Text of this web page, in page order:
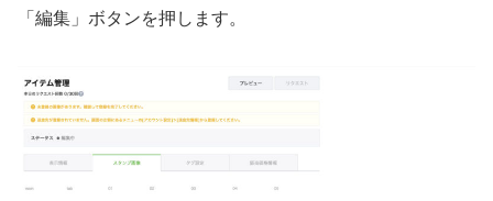
「編集」ボタンを押します。